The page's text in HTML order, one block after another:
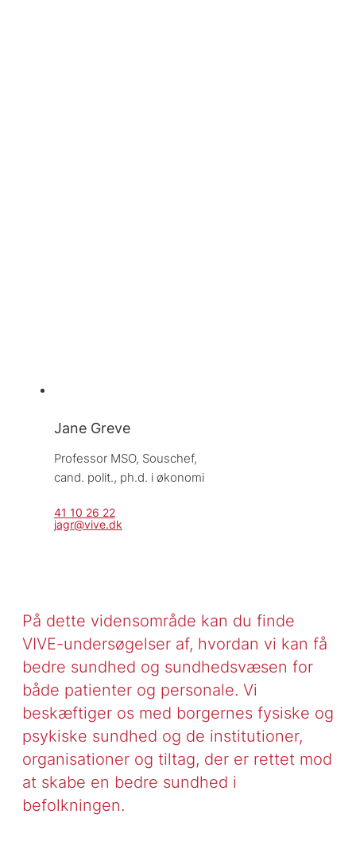
Jane Greve
Professor MSO, Souschef,
cand. polit., ph.d. i økonomi
41 10 26 22
jagr@vive.dk
På dette vidensområde kan du finde
VIVE-undersøgelser af, hvordan vi kan få
bedre sundhed og sundhedsvæsen for
både patienter og personale. Vi
beskæftiger os med borgernes fysiske og
psykiske sundhed og de institutioner,
organisationer og tiltag, der er rettet mod
at skabe en bedre sundhed i
befolkningen.